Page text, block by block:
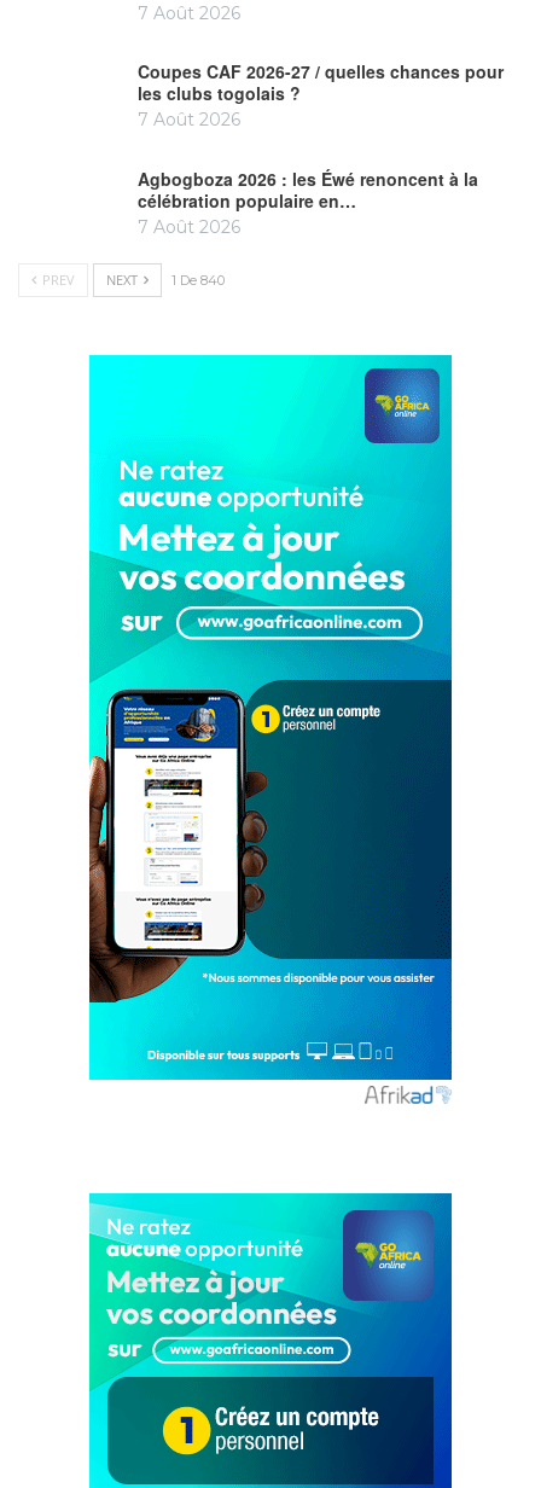
7 Août 2026
Coupes CAF 2026-27 / quelles chances pour
les clubs togolais ?
7 Août 2026
Agbogboza 2026 : les Éwé renoncent à la
célébration populaire en…
7 Août 2026
PREV NEXT 1 De 840